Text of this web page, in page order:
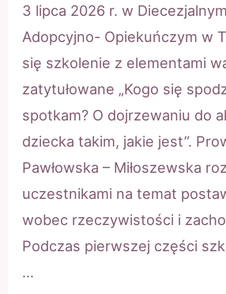
3 lipca 2026 r. w
Adopcyjno- Opiekuńczym w
się szkolenie z elementami
zatytułowane „Kogo się
spotkam? O dojrzewaniu do
dziecka takim, jakie jest”.
Pawłowska – Miłoszewska
uczestnikami na temat
wobec rzeczywistości i
Podczas pierwszej części
…